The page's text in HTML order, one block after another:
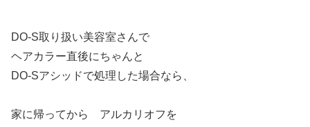
DO-S取り扱い美容室さんで
ヘアカラー直後にちゃんと
DO-Sアシッドで処理した場合なら、
家に帰ってから アルカリオフを